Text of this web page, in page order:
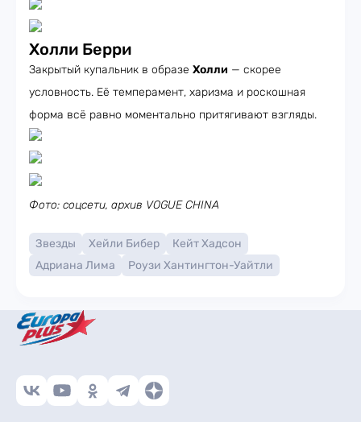
Холли Берри
Закрытый купальник в образе Холли — скорее
условность. Её темперамент, харизма и роскошная
форма всё равно моментально притягивают взгляды.
Фото: соцсети, архив VOGUE CHINA
Звезды Хейли Бибер
Кейт Хадсон
Адриана Лима
Роузи Хантингтон-Уайтли